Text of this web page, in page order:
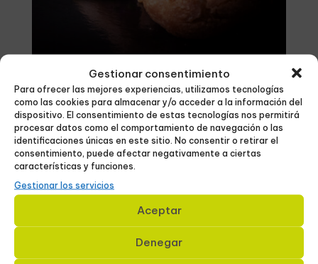
Gestionar consentimiento
Para ofrecer las mejores experiencias, utilizamos tecnologías
como las cookies para almacenar y/o acceder a la información del
dispositivo. El consentimiento de estas tecnologías nos permitirá
procesar datos como el comportamiento de navegación o las
identificaciones únicas en este sitio. No consentir o retirar el
consentimiento, puede afectar negativamente a ciertas
características y funciones.
Gestionar los servicios
Aceptar
Denegar
Trigo Dulce
20/08/2024
Cliente Trigo Dulce Año 2018 – Actualidad
Categoría Diseño webDiseño
corporativoFotografíaVideo corporativo Enlace
web trigodulce.es Diseño packing y furgoneta
áreas corporativas. Tanto a nivel diseño gráfico